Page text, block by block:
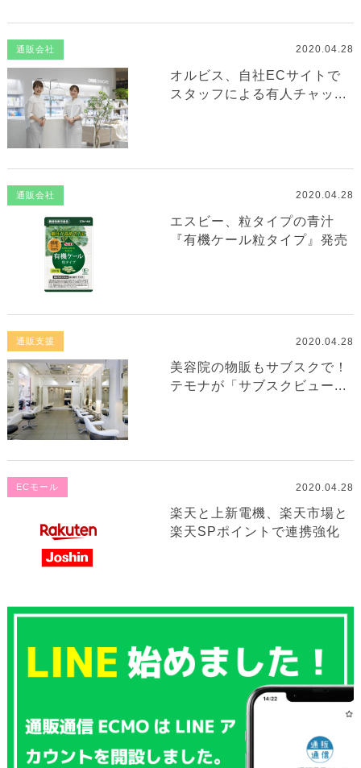
通販会社 2020.04.28
オルビス、自社ECサイトで
スタッフによる有人チャッ...
通販会社 2020.04.28
エスビー、粒タイプの青汁
『有機ケール粒タイプ』発売
通販支援 2020.04.28
美容院の物販もサブスクで！
テモナが「サブスクビュー...
ECモール 2020.04.28
楽天と上新電機、楽天市場と
楽天SPポイントで連携強化